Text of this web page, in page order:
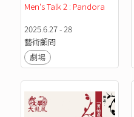
Men's Talk 2 : Pandora
2025.6.27 - 28
藝術顧問
劇場